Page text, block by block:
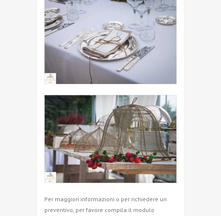
Per maggiori informazioni o per richiedere un
preventivo, per favore compila il modulo